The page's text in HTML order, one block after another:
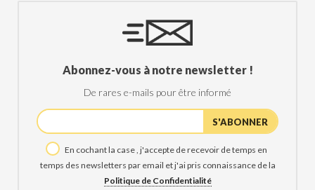
Abonnez-vous à notre newsletter !
De rares e-mails pour être informé
En cochant la case , j'accepte de recevoir de temps en
temps des newsletters par email et j'ai pris connaissance de la
Politique de Confidentialité